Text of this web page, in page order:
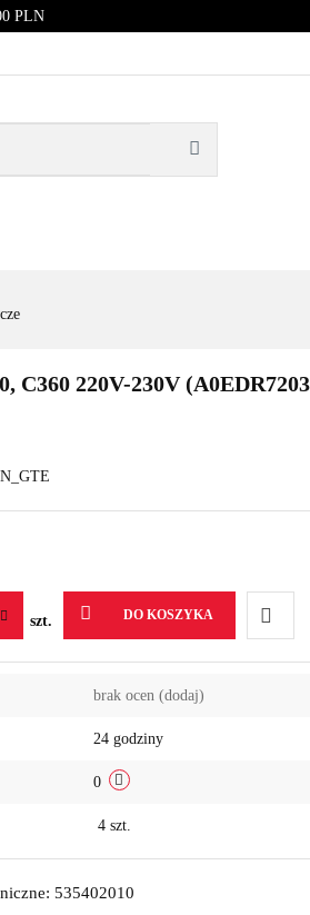
PLN
BLOG
220V-230V
szt. DO KOSZYKA
Do
brak ocen (dodaj)
24 godziny
0
4 szt.
535402010